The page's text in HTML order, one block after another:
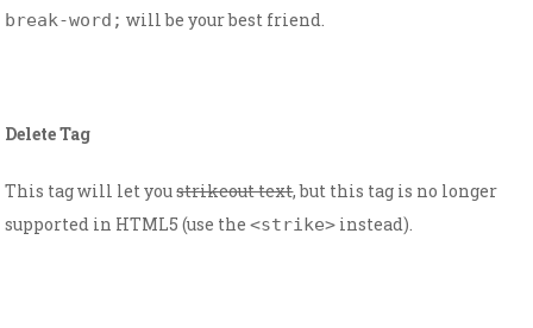
break-word; will be your best friend.
Delete Tag
This tag will let youstrikeout text, but this tag is no longer
supported in HTML5 (use the<strike> instead).